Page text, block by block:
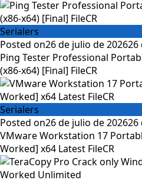
Serialers
Posted on26 de julio de 202626
Ping Tester Professional
(x86-x64) [Final] FileCR
Serialers
Posted on26 de julio de 202626
VMware Workstation 17
Worked] x64 Latest FileCR